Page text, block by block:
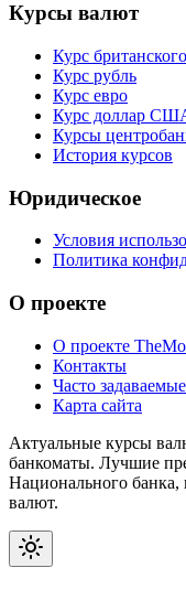
Курсы валют
Курс
Курс рубль
Курс евро
Курс доллар
Курсы
История курсов
Юридическое
Условия
Политика
О проекте
О проекте
Контакты
Часто
Карта сайта
Актуальные курсы
банкоматы. Лучшие
Национального банка,
валют.